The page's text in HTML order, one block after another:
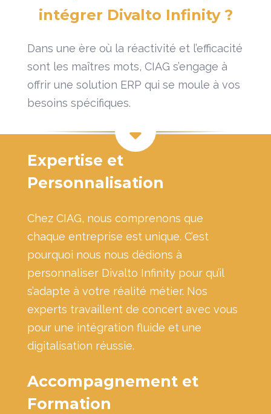
intégrer Divalto Infinity ?
Dans une ère où la réactivité et l’efficacité
sont les maîtres mots, CIAG s’engage à
offrir une solution ERP qui se moule à vos
besoins spécifiques.
Expertise et
Personnalisation
Chez CIAG, nous comprenons que
chaque entreprise est unique. C’est
pourquoi nous nous dédions à
personnaliser Divalto Infinity pour qu’il
s’adapte à votre réalité métier. Nos
experts travaillent de concert avec vous
pour une intégration fluide et une
digitalisation réussie.
Accompagnement et
Formation